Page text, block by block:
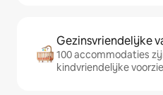
Gezinsvriendelijke
100 accommodaties
kindvriendelijke